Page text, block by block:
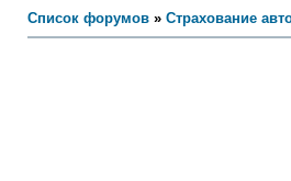
Список форумов » Страхование